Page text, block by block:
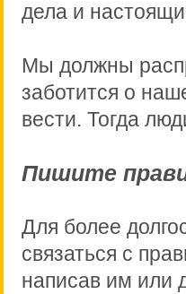
дела и
Мы должны
заботится о
вести. Тогда
Пишите
Для более
связаться с
написав им или